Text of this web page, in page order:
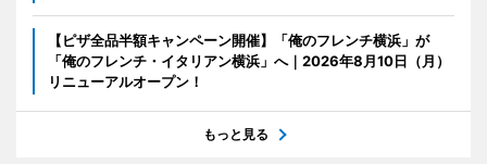
【ピザ全品半額キャンペーン開催】「俺のフレンチ横浜」が
「俺のフレンチ・イタリアン横浜」へ｜2026年8月10日（月）
リニューアルオープン！
もっと見る